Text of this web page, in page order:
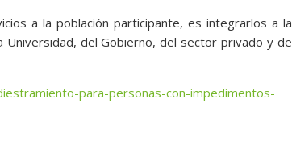
a la población participante, es integrarlos a la
Universidad, del Gobierno, del sector privado y de
para-personas-con-impedimentos-